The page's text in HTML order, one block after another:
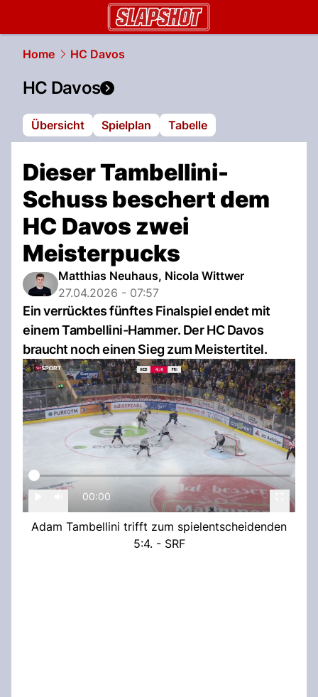
Home HC Davos
HC Davos
Übersicht Spielplan Tabelle
Dieser Tambellini-
Schuss beschert dem
HC Davos zwei
Meisterpucks
Matthias Neuhaus, Nicola Wittwer
27.04.2026 - 07:57
Ein verrücktes fünftes Finalspiel endet mit
einem Tambellini-Hammer. Der HC Davos
braucht noch einen Sieg zum Meistertitel.
00:00
Adam Tambellini trifft zum spielentscheidenden
5:4. - SRF